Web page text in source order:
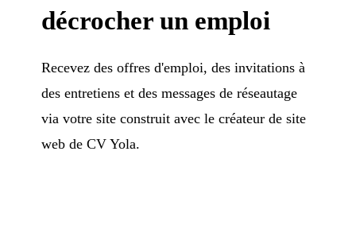
décrocher un emploi
Recevez des offres d'emploi, des invitations à
des entretiens et des messages de réseautage
via votre site construit avec le créateur de site
web de CV Yola.